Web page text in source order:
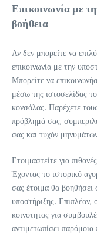
Επικοινωνία με
βοήθεια
Αν δεν μπορείτε να
επικοινωνία με την
Μπορείτε να
μέσω της ιστοσελίδας
κονσόλας. Παρέχετε
πρόβλημά σας,
σας και τυχόν
Ετοιμαστείτε για
Έχοντας το ιστορικό
σας έτοιμα θα βοηθήσει
υποστήριξης. Επιπλέον,
κοινότητας για
αντιμετωπίσει